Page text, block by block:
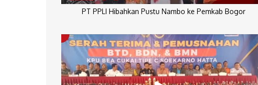
PT PPLI Hibahkan Pustu Nambo ke Pemkab Bogor